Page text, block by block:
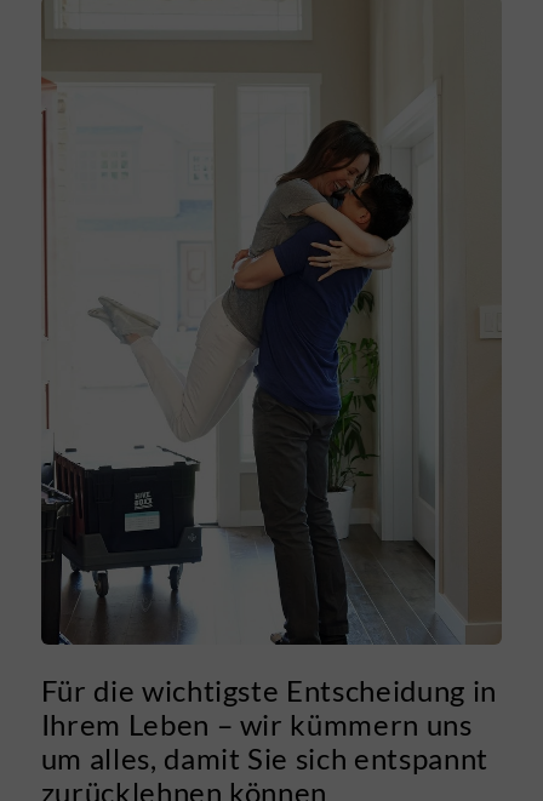
Für die wichtigste Entscheidung in
Ihrem Leben – wir kümmern uns
um alles, damit Sie sich entspannt
zurücklehnen können